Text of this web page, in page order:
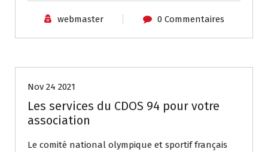
webmaster 0 Commentaires
Nov 24 2021
Les services du CDOS 94 pour votre
association
Le comité national olympique et sportif français